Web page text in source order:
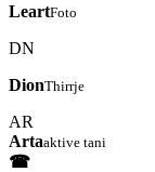
LeartFoto
DN
DionThirrje
AR
Artaaktive tani
☎